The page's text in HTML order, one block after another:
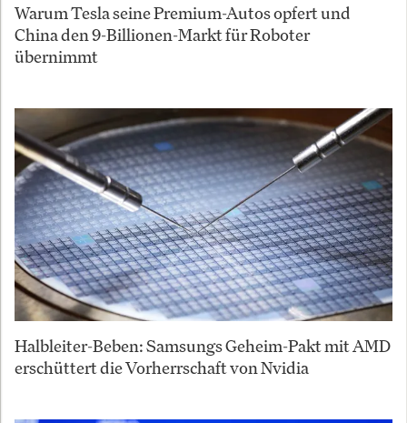
Warum Tesla seine Premium-Autos opfert und
China den 9-Billionen-Markt für Roboter
übernimmt
Halbleiter-Beben: Samsungs Geheim-Pakt mit AMD
erschüttert die Vorherrschaft von Nvidia